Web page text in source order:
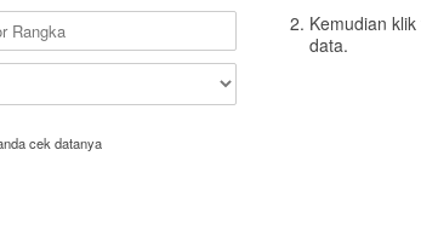
cek datanya
Kemudian
data.